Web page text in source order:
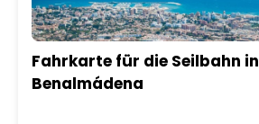
Fahrkarte für die Seilbahn in
Benalmádena